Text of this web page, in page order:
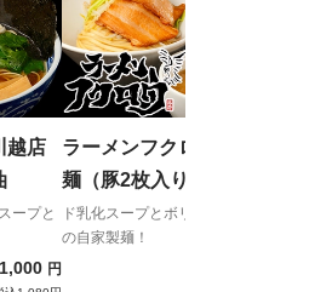
越店
ープと
1,000 円
ラーメンフクロウ つけ
麺（豚2枚入り）
ド乳化スープとボリューム満点
の自家製麺！